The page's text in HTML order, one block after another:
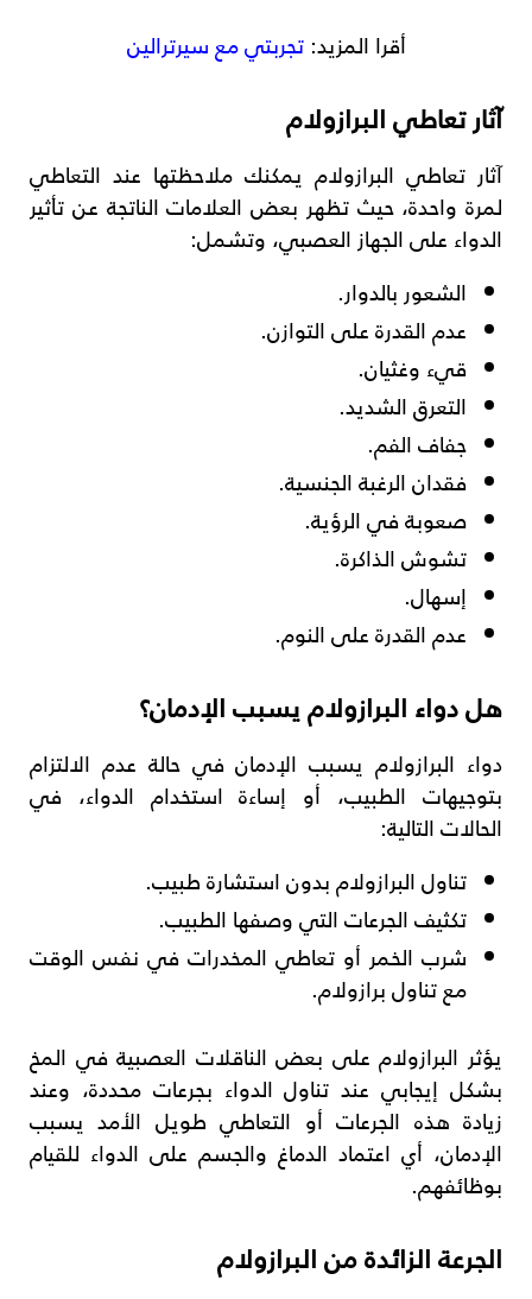
أقرا المزيد:تجربتي مع سيرترالين
آثار تعاطي البرازولام
آثار تعاطي البرازولام يمكنك ملاحظتها عند التعاطي
لمرة واحدة، حيث تظهر بعض العلامات الناتجة عن تأثير
الدواء على الجهاز العصبي، وتشمل:
الشعور بالدوار.
عدم القدرة على التوازن.
قيء وغثيان.
التعرق الشديد.
جفاف الفم.
فقدان الرغبة الجنسية.
صعوبة في الرؤية.
تشوش الذاكرة.
إسهال.
عدم القدرة على النوم.
هل دواء البرازولام يسبب الإدمان؟
دواء البرازولام يسبب الإدمان في حالة عدم الالتزام
بتوجيهات الطبيب، أو إساءة استخدام الدواء، في
الحالات التالية:
تناول البرازولام بدون استشارة طبيب.
تكثيف الجرعات التي وصفها الطبيب.
شرب الخمر أو تعاطي المخدرات في نفس الوقت
مع تناول برازولام.
يؤثر البرازولام على بعض الناقلات العصبية في المخ
بشكل إيجابي عند تناول الدواء بجرعات محددة، وعند
زيادة هذه الجرعات أو التعاطي طويل الأمد يسبب
الإدمان، أي اعتماد الدماغ والجسم على الدواء للقيام
بوظائفهم.
الجرعة الزائدة من البرازولام